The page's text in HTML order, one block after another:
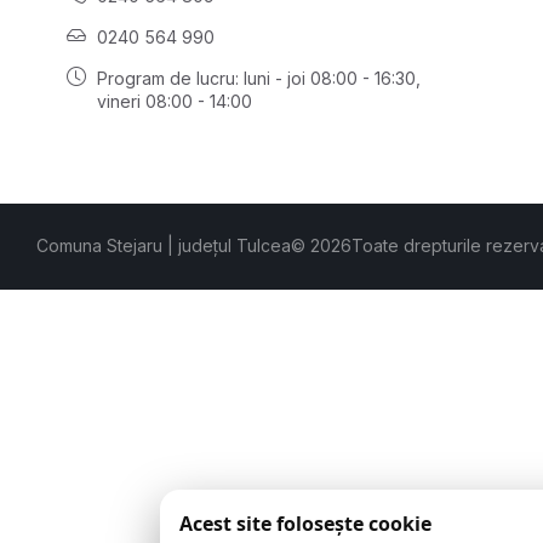
0240 564 990
Program de lucru: luni - joi 08:00 - 16:30,
vineri 08:00 - 14:00
Comuna Stejaru | județul Tulcea© 2026Toate drepturile
Acest site folosește cookie